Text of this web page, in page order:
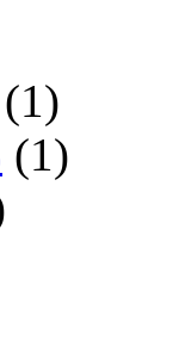
(1)
(1)